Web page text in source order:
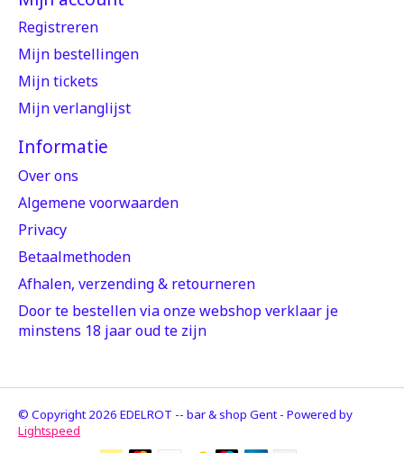
Registreren
Mijn bestellingen
Mijn tickets
Mijn verlanglijst
Informatie
Over ons
Algemene voorwaarden
Privacy
Betaalmethoden
Afhalen, verzending & retourneren
Door te bestellen via onze webshop verklaar je
minstens 18 jaar oud te zijn
© Copyright 2026 EDELROT -- bar & shop Gent - Powered by
Lightspeed